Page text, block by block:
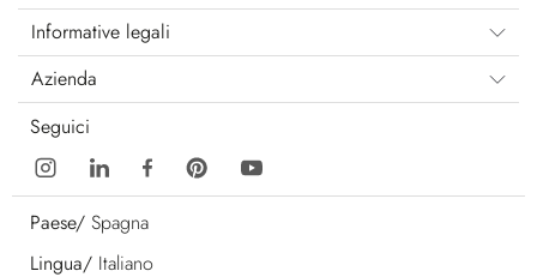
Informative legali
Azienda
Seguici
Paese/ Spagna
Lingua/ Italiano